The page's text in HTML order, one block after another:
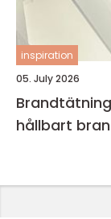
inspiration
05. July 2026
hållbart